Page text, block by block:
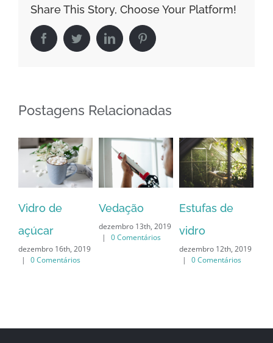
Share This Story, Choose Your Platform!
FacebookTwitterLinkedIn Pinterest
Postagens Relacionadas
Vidro de
açúcar
dezembro 16th, 2019
|
0 Comentários
Vedação
dezembro 13th, 2019
|
0 Comentários
Estufas de
vidro
dezembro 12th, 2019
|
0 Comentários